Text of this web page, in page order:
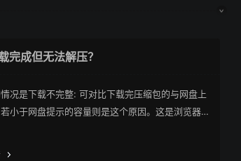
完成但无法解压？
况是下载不完整: 可对比下载完压缩包的与网盘上
小于网盘提示的容量则是这个原因。这是浏览器